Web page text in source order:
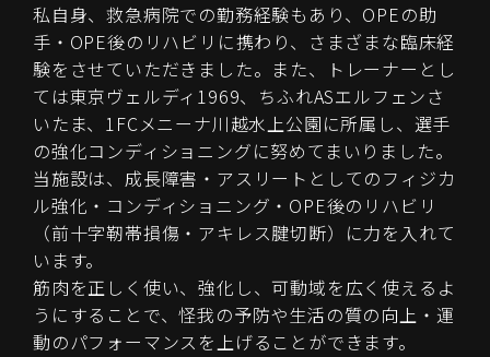
私自身、救急病院での勤務経験もあり、OPEの助
手・OPE後のリハビリに携わり、さまざまな臨床経
験をさせていただきました。また、トレーナーとし
ては東京ヴェルディ1969、ちふれASエルフェンさ
いたま、1FCメニーナ川越水上公園に所属し、選手
の強化コンディショニングに努めてまいりました。
当施設は、成長障害・アスリートとしてのフィジカ
ル強化・コンディショニング・OPE後のリハビリ
（前十字靭帯損傷・アキレス腱切断）に力を入れて
います。
筋肉を正しく使い、強化し、可動域を広く使えるよ
うにすることで、怪我の予防や生活の質の向上・運
動のパフォーマンスを上げることができます。